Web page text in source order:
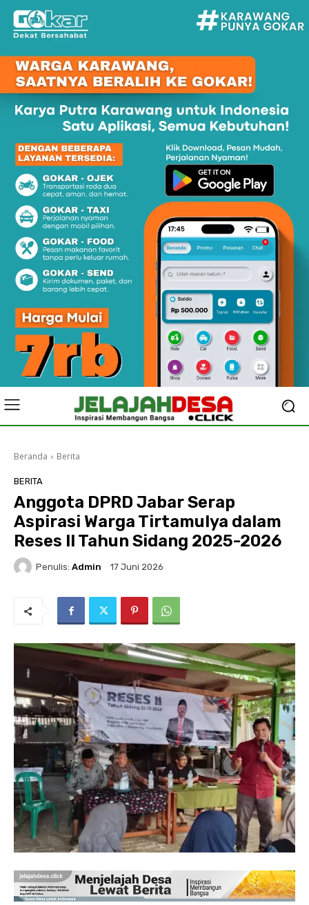
Beranda Berita
BERITA
Anggota DPRD Jabar Serap
Aspirasi Warga Tirtamulya dalam
Reses II Tahun Sidang 2025-2026
Penulis: Admin 17 Juni 2026